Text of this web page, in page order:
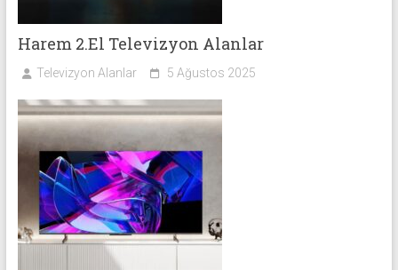
Harem 2.El Televizyon Alanlar
Televizyon Alanlar 5 Ağustos 2025